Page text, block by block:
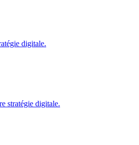
digitale.
stratégie digitale.